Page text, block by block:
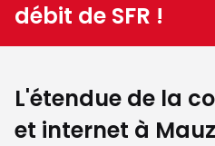
débit de SFR !
L'étendue de la
et internet à